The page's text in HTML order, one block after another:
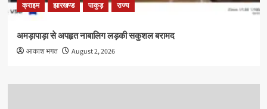
क्राइम झारखण्ड पाकुड़ राज्य
अमड़ापाड़ा से अपहृत नाबालिग लड़की सकुशल बरामद
आकाश भगत August 2, 2026